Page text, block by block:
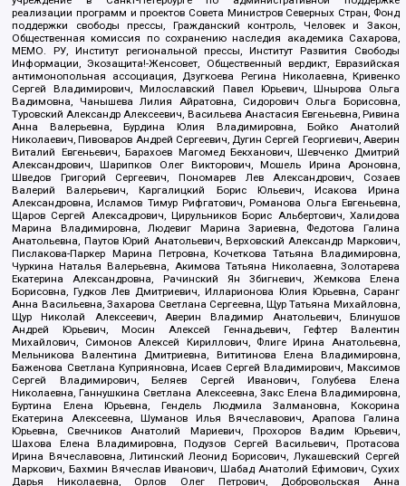
реализации программ и проектов Совета Министров Северных Стран, Фонд
поддержки свободы прессы, Гражданский контроль, Человек и Закон,
Общественная комиссия по сохранению наследия академика Сахарова,
МЕМО. РУ, Институт региональной прессы, Институт Развития Свободы
Информации, Экозащита!-Женсовет, Общественный вердикт, Евразийская
антимонопольная ассоциация, Дзугкоева Регина Николаевна, Кривенко
Сергей Владимирович, Милославский Павел Юрьевич, Шнырова Ольга
Вадимовна, Чанышева Лилия Айратовна, Сидорович Ольга Борисовна,
Туровский Александр Алексеевич, Васильева Анастасия Евгеньевна, Ривина
Анна Валерьевна, Бурдина Юлия Владимировна, Бойко Анатолий
Николаевич, Пивоваров Андрей Сергеевич, Дугин Сергей Георгиевич, Аверин
Виталий Евгеньевич, Барахоев Магомед Бекханович, Шевченко Дмитрий
Александрович, Шарипков Олег Викторович, Мошель Ирина Ароновна,
Шведов Григорий Сергеевич, Пономарев Лев Александрович, Созаев
Валерий Валерьевич, Каргалицкий Борис Юльевич, Исакова Ирина
Александровна, Исламов Тимур Рифгатович, Романова Ольга Евгеньевна,
Щаров Сергей Алексадрович, Цирульников Борис Альбертович, Халидова
Марина Владимировна, Людевиг Марина Зариевна, Федотова Галина
Анатольевна, Паутов Юрий Анатольевич, Верховский Александр Маркович,
Пислакова-Паркер Марина Петровна, Кочеткова Татьяна Владимировна,
Чуркина Наталья Валерьевна, Акимова Татьяна Николаевна, Золотарева
Екатерина Александровна, Рачинский Ян Збигневич, Жемкова Елена
Борисовна, Гудков Лев Дмитриевич, Илларионова Юлия Юрьевна, Саранг
Анна Васильевна, Захарова Светлана Сергеевна, Щур Татьяна Михайловна,
Щур Николай Алексеевич, Аверин Владимир Анатольевич, Блинушов
Андрей Юрьевич, Мосин Алексей Геннадьевич, Гефтер Валентин
Михайлович, Симонов Алексей Кириллович, Флиге Ирина Анатольевна,
Мельникова Валентина Дмитриевна, Вититинова Елена Владимировна,
Баженова Светлана Куприяновна, Исаев Сергей Владимирович, Максимов
Сергей Владимирович, Беляев Сергей Иванович, Голубева Елена
Николаевна, Ганнушкина Светлана Алексеевна, Закс Елена Владимировна,
Буртина Елена Юрьевна, Гендель Людмила Залмановна, Кокорина
Екатерина Алексеевна, Шуманов Илья Вячеславович, Арапова Галина
Юрьевна, Свечников Анатолий Мариевич, Прохоров Вадим Юрьевич,
Шахова Елена Владимировна, Подузов Сергей Васильевич, Протасова
Ирина Вячеславовна, Литинский Леонид Борисович, Лукашевский Сергей
Маркович, Бахмин Вячеслав Иванович, Шабад Анатолий Ефимович, Сухих
Дарья Николаевна, Орлов Олег Петрович, Добровольская Анна